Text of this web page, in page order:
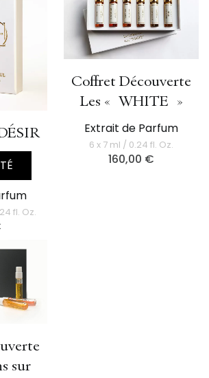
fl. Oz.
Coffret Découverte
Les « WHITE »
Extrait de Parfum
6 x 7 ml / 0.24 fl. Oz.
160,00 €
sur